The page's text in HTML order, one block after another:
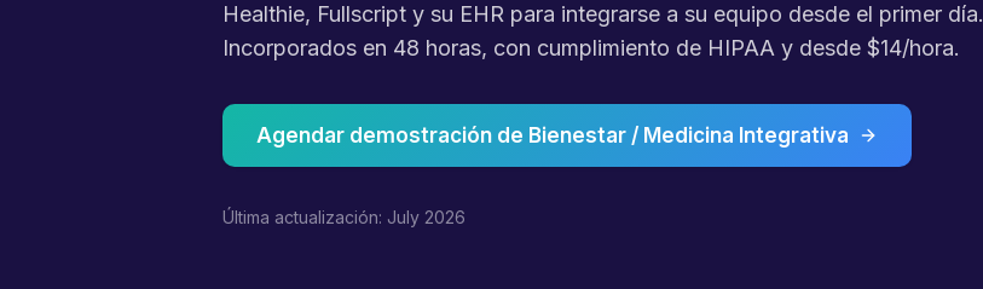
Healthie, Fullscript y su EHR para integrarse a su equipo desde el primer día.
Incorporados en 48 horas, con cumplimiento de HIPAA y desde $14/hora.
Agendar demostración de Bienestar / Medicina Integrativa
Última actualización: July 2026